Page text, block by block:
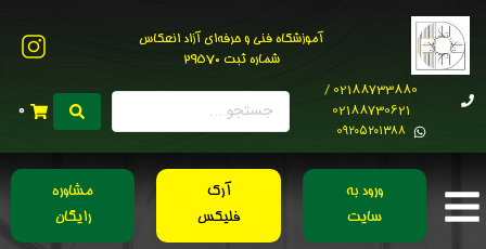
آموزشگاه فنی و حرفه‌ای آزاد انعکاس
شماره ثبت 29570
02188733880 /
02188730621
0۹۲۰۵۲۰۱۳۸۸
0
ورود به
سایت
آرک
فلیکس
مشاوره
رایگان